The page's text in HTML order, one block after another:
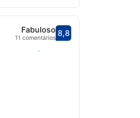
Pontuado com 8,8
8,8
Fabuloso
11 comentários
Selecionar datas